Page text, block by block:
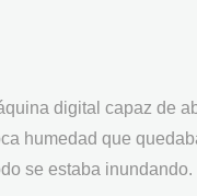
digital capaz de
humedad que
se estaba inundando.